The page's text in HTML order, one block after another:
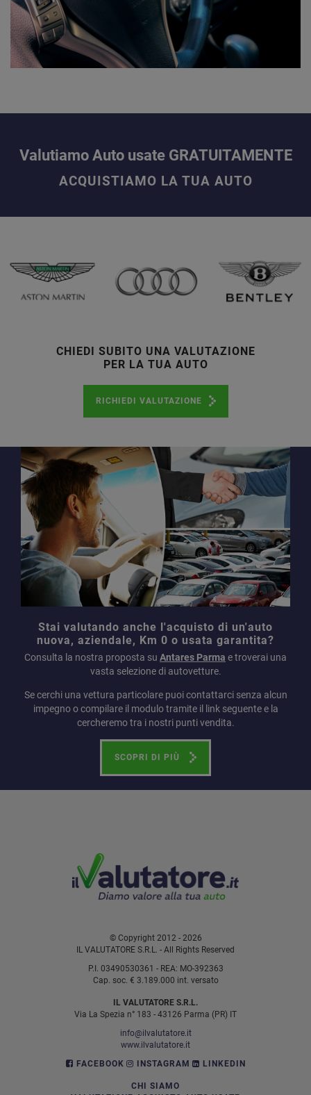
Valutiamo Auto usate GRATUITAMENTE
ACQUISTIAMO LA TUA AUTO
CHIEDI SUBITO UNA VALUTAZIONE
PER LA TUA AUTO
RICHIEDI VALUTAZIONE
Stai valutando anche l'acquisto di un'auto
nuova, aziendale, Km 0 o usata garantita?
Consulta la nostra proposta su Antares Parma e troverai una
vasta selezione di autovetture.
Se cerchi una vettura particolare puoi contattarci senza alcun
impegno o compilare il modulo tramite il link seguente e la
cercheremo tra i nostri punti vendita.
SCOPRI DI PIÙ
© Copyright 2012 - 2026
IL VALUTATORE S.R.L. - All Rights Reserved
P.I. 03490530361 - REA: MO-392363
Cap. soc. € 3.189.000 int. versato
IL VALUTATORE S.R.L.
Via La Spezia n° 183 - 43126 Parma (PR) IT
info@ilvalutatore.it
www.ilvalutatore.it
FACEBOOK
INSTAGRAM LINKEDIN
CHI SIAMO